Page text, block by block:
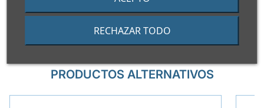
RECHAZAR TODO
PRODUCTOS ALTERNATIVOS